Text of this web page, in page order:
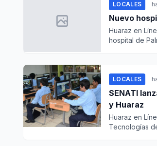
LOCALES
Nuevo
Huaraz en
hospital de
LOCALES
SENATI
y Huaraz
Huaraz en
Tecnologías